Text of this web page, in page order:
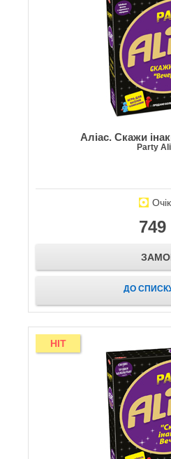
Аліас. Скажи
Party
749
ДО
HIT